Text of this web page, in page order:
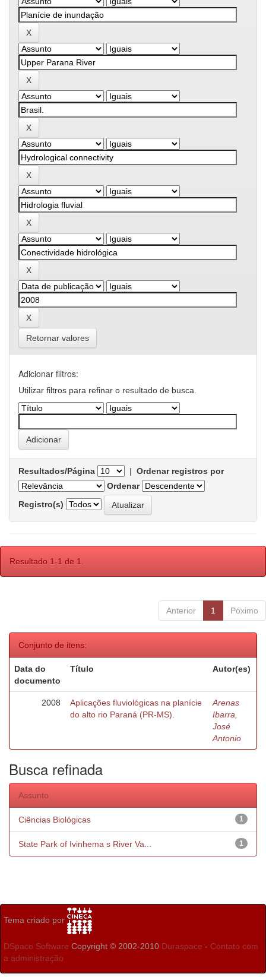
Retornar valores
Adicionar filtros:
Utilizar filtros para refinar o resultado de busca.
Resultados/Página | Ordenar registros por
Ordenar
Registro(s)
Resultado 1-1 de 1.
Anterior 1 Póximo
Conjunto de itens:
Data do
documento
Título Autor(es)
2008
Aplicações fluviológicas na planície
do alto rio Paraná (PR-MS).
Arenas
Ibarra,
José
Antonio
Busca refinada
Assunto
1
Ciências Biológicas
1
State Park of Ivinhema s River Va...
Tema criado por
DSpace Software Copyright © 2002-2010 Duraspace - Contato com
a administração